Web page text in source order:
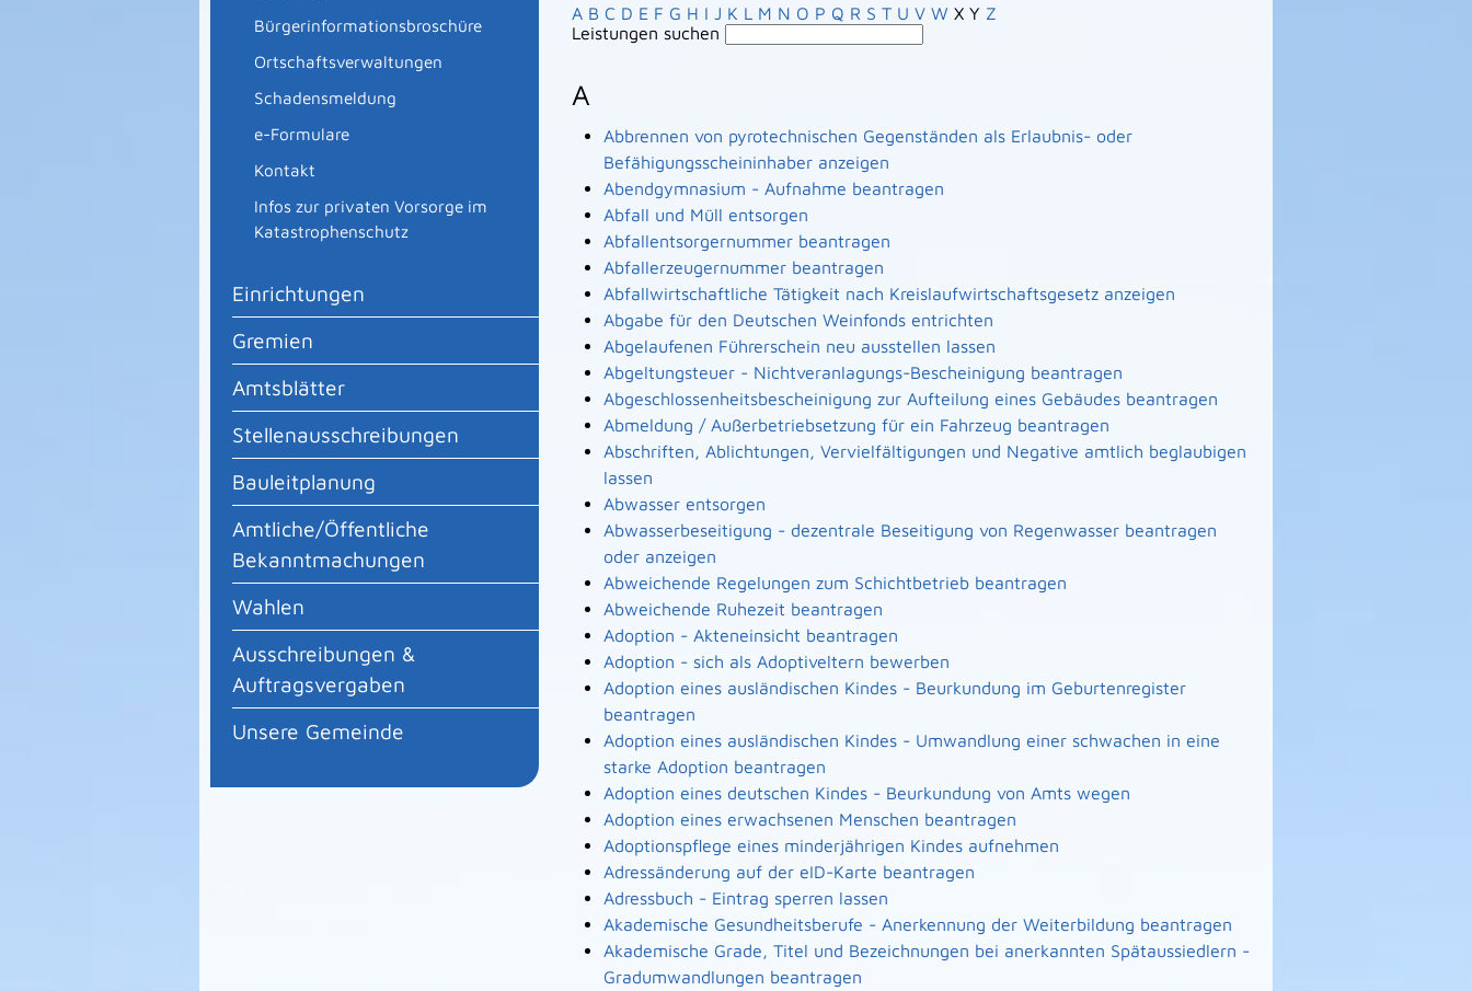
Bürgerinformationsbroschüre
Ortschaftsverwaltungen
Schadensmeldung
e-Formulare
Kontakt
Infos zur privaten Vorsorge im
Katastrophenschutz
Einrichtungen
Gremien
Amtsblätter
Stellenausschreibungen
Bauleitplanung
Amtliche/Öffentliche
Bekanntmachungen
Wahlen
Ausschreibungen &
Auftragsvergaben
Unsere Gemeinde
A B C D E F G H I J K L M N O P Q R S T U V W X Y Z
Leistungen suchen
A
Abbrennen von pyrotechnischen Gegenständen als Erlaubnis- oder
Befähigungsscheininhaber anzeigen
Abendgymnasium - Aufnahme beantragen
Abfall und Müll entsorgen
Abfallentsorgernummer beantragen
Abfallerzeugernummer beantragen
Abfallwirtschaftliche Tätigkeit nach Kreislaufwirtschaftsgesetz anzeigen
Abgabe für den Deutschen Weinfonds entrichten
Abgelaufenen Führerschein neu ausstellen lassen
Abgeltungsteuer - Nichtveranlagungs-Bescheinigung beantragen
Abgeschlossenheitsbescheinigung zur Aufteilung eines Gebäudes beantragen
Abmeldung / Außerbetriebsetzung für ein Fahrzeug beantragen
Abschriften, Ablichtungen, Vervielfältigungen und Negative amtlich beglaubigen
lassen
Abwasser entsorgen
Abwasserbeseitigung - dezentrale Beseitigung von Regenwasser beantragen
oder anzeigen
Abweichende Regelungen zum Schichtbetrieb beantragen
Abweichende Ruhezeit beantragen
Adoption - Akteneinsicht beantragen
Adoption - sich als Adoptiveltern bewerben
Adoption eines ausländischen Kindes - Beurkundung im Geburtenregister
beantragen
Adoption eines ausländischen Kindes - Umwandlung einer schwachen in eine
starke Adoption beantragen
Adoption eines deutschen Kindes - Beurkundung von Amts wegen
Adoption eines erwachsenen Menschen beantragen
Adoptionspflege eines minderjährigen Kindes aufnehmen
Adressänderung auf der eID-Karte beantragen
Adressbuch - Eintrag sperren lassen
Akademische Gesundheitsberufe - Anerkennung der Weiterbildung beantragen
Akademische Grade, Titel und Bezeichnungen bei anerkannten Spätaussiedlern -
Gradumwandlungen beantragen